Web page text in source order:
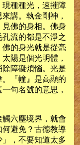
種種光，速摧障
講。執金剛神，
佛的身相。佛身
流的都是不淨之
的身光就是從毫
陽是個光明體，
障礙煩惱。光是
『幢』是高顯的
句名號的意思，
六塵境界，就會
避免？古德教導
，不要知道太多